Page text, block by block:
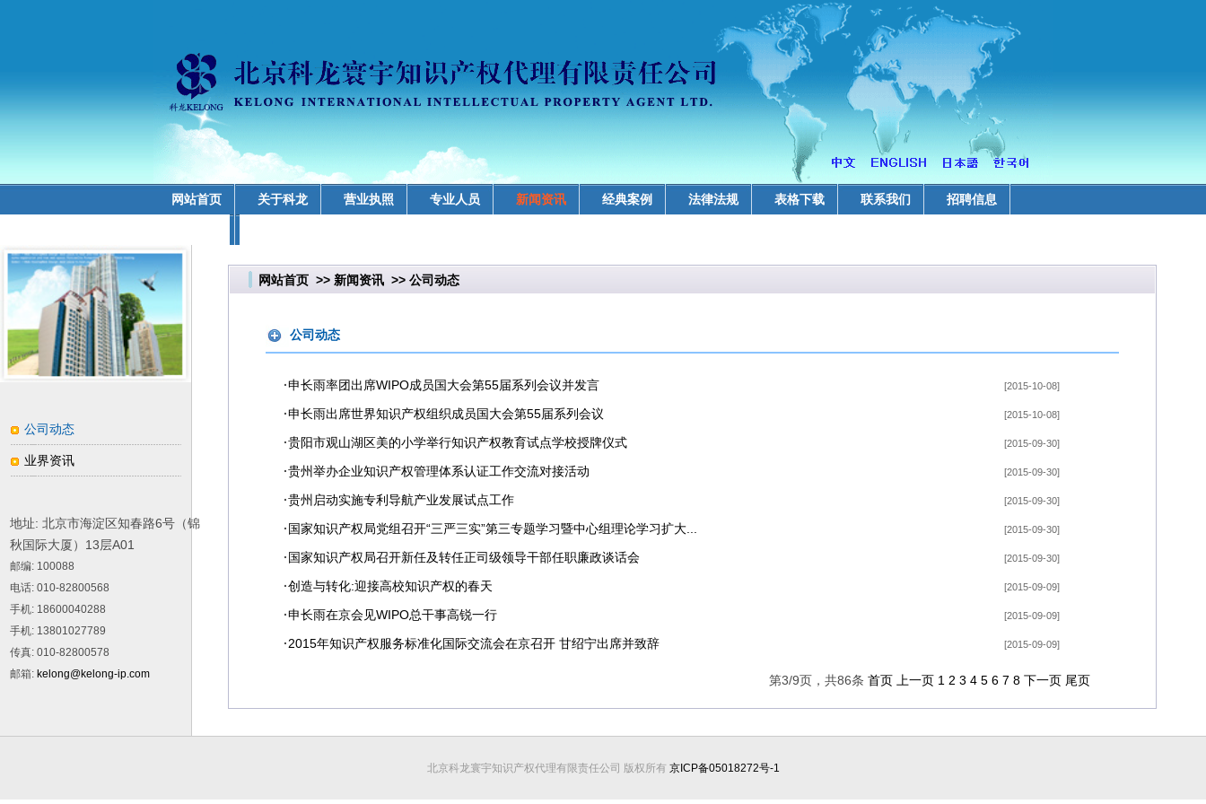
网站首页 关于科龙 营业执照 专业人员 新闻资讯 经典案例 法律法规 表格下载 联系我们 招聘信息
公司动态
业界资讯
地址: 北京市海淀区知春路6号（锦
秋国际大厦）13层A01
邮编: 100088
电话: 010-82800568
手机: 18600040288
手机: 13801027789
传真: 010-82800578
邮箱: kelong@kelong-ip.com
网站首页 >> 新闻资讯 >> 公司动态
公司动态
·申长雨率团出席WIPO成员国大会第55届系列会议并发言 [2015-10-08]
·申长雨出席世界知识产权组织成员国大会第55届系列会议 [2015-10-08]
·贵阳市观山湖区美的小学举行知识产权教育试点学校授牌仪式 [2015-09-30]
·贵州举办企业知识产权管理体系认证工作交流对接活动 [2015-09-30]
·贵州启动实施专利导航产业发展试点工作 [2015-09-30]
·国家知识产权局党组召开“三严三实”第三专题学习暨中心组理论学习扩大... [2015-09-30]
·国家知识产权局召开新任及转任正司级领导干部任职廉政谈话会 [2015-09-30]
·创造与转化:迎接高校知识产权的春天 [2015-09-09]
·申长雨在京会见WIPO总干事高锐一行 [2015-09-09]
·2015年知识产权服务标准化国际交流会在京召开 甘绍宁出席并致辞 [2015-09-09]
第3/9页，共86条 首页 上一页 1 2 3 4 5 6 7 8 下一页 尾页
北京科龙寰宇知识产权代理有限责任公司 版权所有 京ICP备05018272号-1